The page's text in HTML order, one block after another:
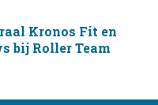
Kronos Fit en
bij Roller Team